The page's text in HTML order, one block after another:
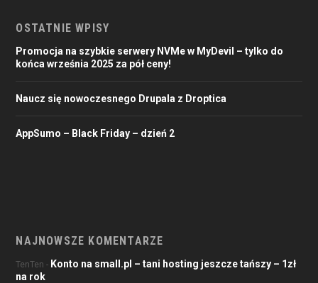
OSTATNIE WPISY
Promocja na szybkie serwery NVMe w MyDevil – tylko do
końca września 2025 za pół ceny!
Naucz się nowoczesnego Drupala z Droptica
AppSumo – Black Friday – dzień 2
NAJNOWSZE KOMENTARZE
TenTen - Konto na small.pl – tani hosting jeszcze tańszy – 1zł
na rok